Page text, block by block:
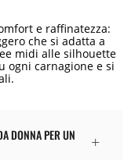
e raffinatezza:
che si adatta a
midi alle silhouette
ogni carnagione e si
DONNA PER UN